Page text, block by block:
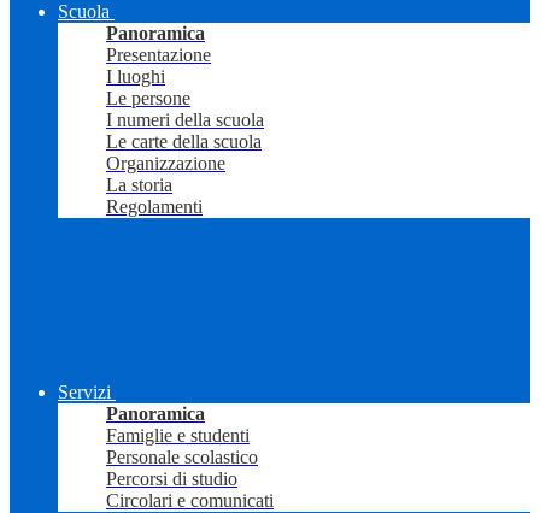
Scuola
Panoramica
Presentazione
I luoghi
Le persone
I numeri della scuola
Le carte della scuola
Organizzazione
La storia
Regolamenti
Servizi
Panoramica
Famiglie e studenti
Personale scolastico
Percorsi di studio
Circolari e comunicati